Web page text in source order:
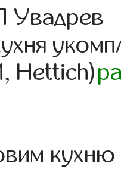
Увадрев
Hettich)